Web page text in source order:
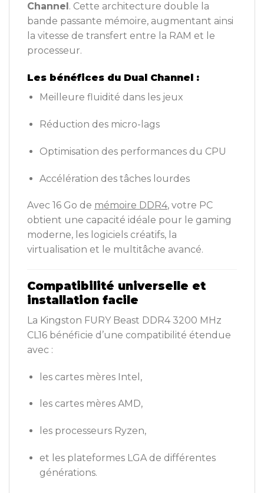
Channel . Cette architecture double la
bande passante mémoire, augmentant ainsi
la vitesse de transfert entre la RAM et le
processeur.
Les bénéfices du Dual Channel :
Meilleure fluidité dans les jeux
Réduction des micro-lags
Optimisation des performances du CPU
Accélération des tâches lourdes
Avec 16 Go de mémoire DDR4, votre PC
obtient une capacité idéale pour le gaming
moderne, les logiciels créatifs, la
virtualisation et le multitâche avancé.
Compatibilité universelle et
installation facile
La Kingston FURY Beast DDR4 3200 MHz
CL16 bénéficie d’une compatibilité étendue
avec :
les cartes mères Intel,
les cartes mères AMD,
les processeurs Ryzen,
et les plateformes LGA de différentes
générations.